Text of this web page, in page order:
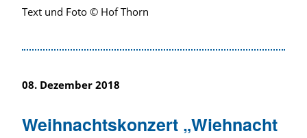
Text und Foto © Hof Thorn
08. Dezember 2018
Weihnachtskonzert „Wiehnacht